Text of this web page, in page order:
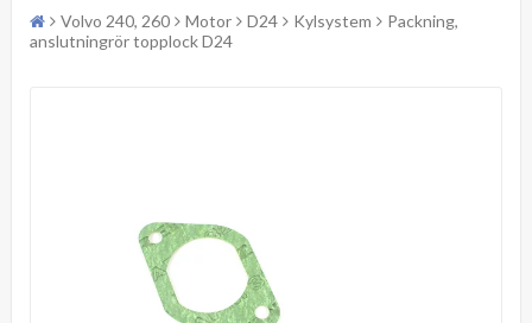
Volvo 240, 260 Motor D24 Kylsystem
Packning,
anslutningrör topplock D24